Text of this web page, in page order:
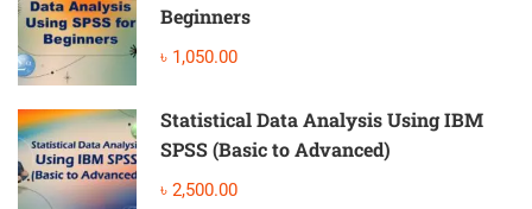
Beginners
৳ 1,050.00
Statistical Data Analysis Using IBM
SPSS (Basic to Advanced)
৳ 2,500.00